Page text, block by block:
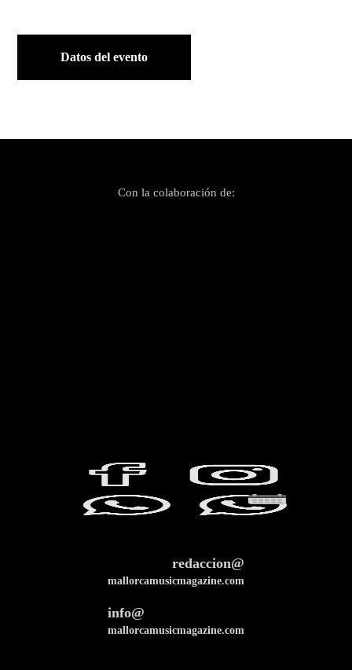
Datos del evento
Con la colaboración de:
redaccion@
mallorcamusicmagazine.com
info@
mallorcamusicmagazine.com